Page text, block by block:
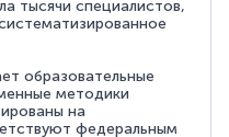
тысячи специалистов,
образовательные
методики
на
федеральным